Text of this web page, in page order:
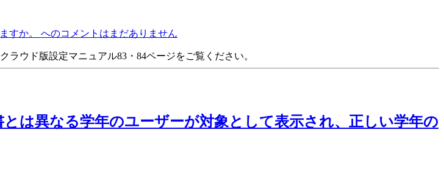
すか。 へのコメントはまだありません
ウド版設定マニュアル83・84ページをご覧ください。
は異なる学年のユーザーが対象として表示され、正しい学年の